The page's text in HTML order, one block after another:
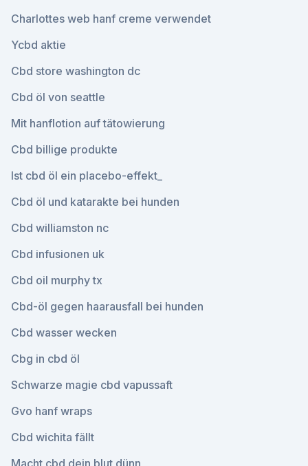
Charlottes web hanf creme verwendet
Ycbd aktie
Cbd store washington dc
Cbd öl von seattle
Mit hanflotion auf tätowierung
Cbd billige produkte
Ist cbd öl ein placebo-effekt_
Cbd öl und katarakte bei hunden
Cbd williamston nc
Cbd infusionen uk
Cbd oil murphy tx
Cbd-öl gegen haarausfall bei hunden
Cbd wasser wecken
Cbg in cbd öl
Schwarze magie cbd vapussaft
Gvo hanf wraps
Cbd wichita fällt
Macht cbd dein blut dünn_